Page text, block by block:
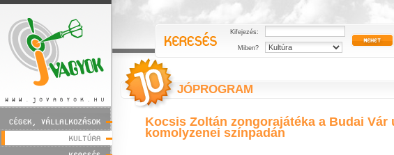
Kifejezés:
Miben?
JÓPROGRAM
Kocsis Zoltán zongorajátéka a Budai Vár
komolyzenei színpadán